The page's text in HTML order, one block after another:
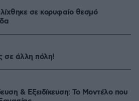
σε κορυφαίο θεσμό
σε άλλη πόλη!
& Εξειδίκευση: Το Mοντέλο που